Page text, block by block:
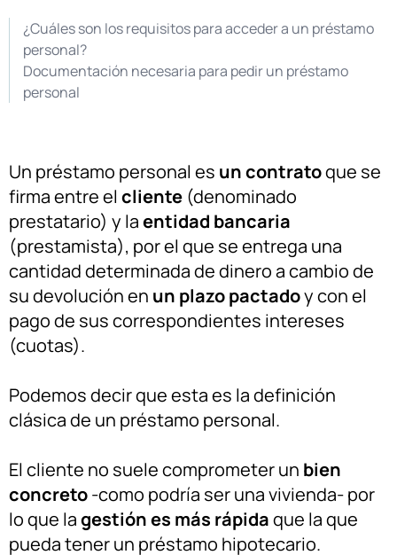
¿Cuáles son los requisitos para acceder a un préstamo
personal?
Documentación necesaria para pedir un préstamo
personal
Un préstamo personal es un contratoque se
firma entre el cliente (denominado
prestatario) y laentidad bancaria
(prestamista), por el que se entrega una
cantidad determinada de dinero a cambio de
su devolución en un plazo pactadoy con el
pago de sus correspondientes intereses
(cuotas).
Podemos decir que esta es la definición
clásica de un préstamo personal.
El cliente no suele comprometer un bien
concreto-como podría ser una vivienda- por
lo que lagestión es más rápidaque la que
pueda tener un préstamo hipotecario.